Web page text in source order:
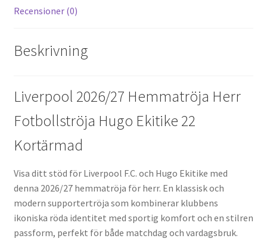
Recensioner (0)
Beskrivning
Liverpool 2026/27 Hemmatröja Herr
Fotbollströja Hugo Ekitike 22
Kortärmad
Visa ditt stöd för Liverpool F.C. och Hugo Ekitike med
denna 2026/27 hemmatröja för herr. En klassisk och
modern supportertröja som kombinerar klubbens
ikoniska röda identitet med sportig komfort och en stilren
passform, perfekt för både matchdag och vardagsbruk.